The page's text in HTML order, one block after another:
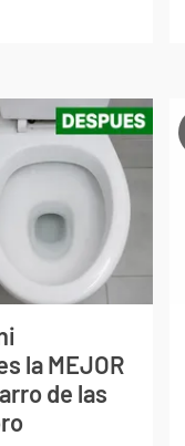
la MEJOR
de las